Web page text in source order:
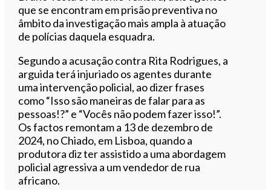
que se encontram em prisão preventiva no
âmbito da investigação mais ampla à atuação
de polícias daquela esquadra.
Segundo a acusação contra Rita Rodrigues, a
arguida terá injuriado os agentes durante
uma intervenção policial, ao dizer frases
como “Isso são maneiras de falar para as
pessoas!?” e “Vocês não podem fazer isso!”.
Os factos remontam a 13 de dezembro de
2024, no Chiado, em Lisboa, quando a
produtora diz ter assistido a uma abordagem
policial agressiva a um vendedor de rua
africano.